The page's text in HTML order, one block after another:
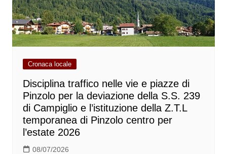
Cronaca locale
Disciplina traffico nelle vie e piazze di
Pinzolo per la deviazione della S.S. 239
di Campiglio e l’istituzione della Z.T.L
temporanea di Pinzolo centro per
l’estate 2026
08/07/2026